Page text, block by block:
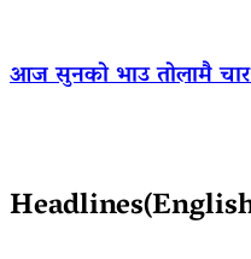
आज सुनको भाउ तोलामै